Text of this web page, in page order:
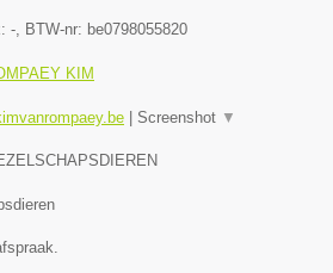
- , BTW-nr: be0798055820
KIM
Screenshot ▼